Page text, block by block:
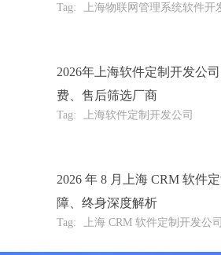
Tag: 上海物联网管理系统软件开
2026年上海软件定制开发公
费、售后筛选厂商
Tag: 上海软件定制开发公司
2026 年 8 月上海 CRM 软件
障、终身深度解析
Tag: 上海 CRM 软件定制开发公司